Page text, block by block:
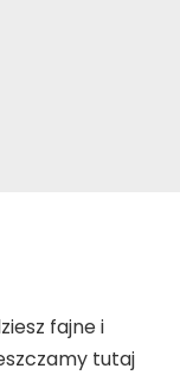
fajne i
tutaj